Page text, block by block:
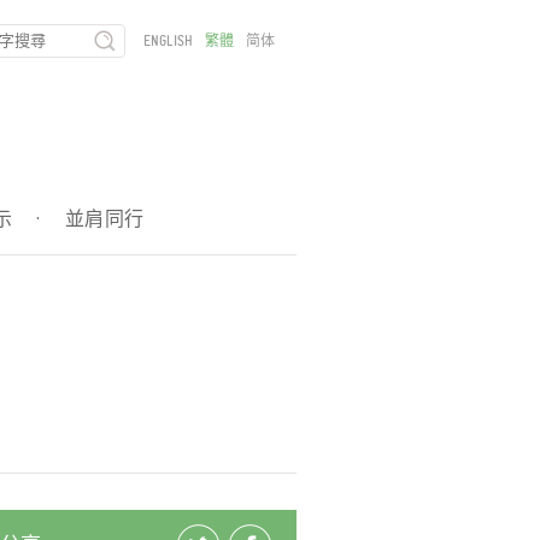
· 並肩同行
ENGLISH 繁體 简体